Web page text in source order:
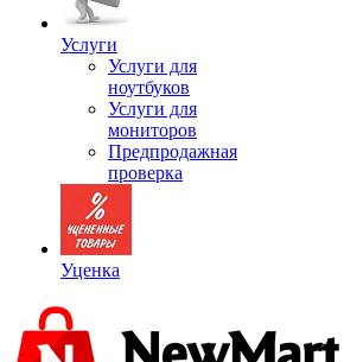
Услуги
Услуги для
ноутбуков
Услуги для
мониторов
Предпродажная
проверка
Уценка